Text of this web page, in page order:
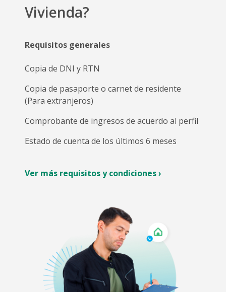
Vivienda?
Requisitos generales
Copia de DNI y RTN
Copia de pasaporte o carnet de residente
(Para extranjeros)
Comprobante de ingresos de acuerdo al perfil
Estado de cuenta de los últimos 6 meses
Ver más requisitos y condiciones ›